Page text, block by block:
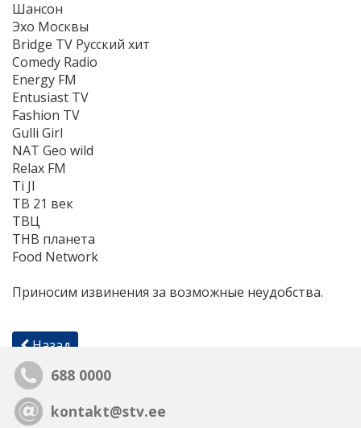
Шансон
Эхо Mосквы
Bridge TV Русский хит
Comedy Radio
Energy FM
Entusiast TV
Fashion TV
Gulli Girl
NAT Geo wild
Relax FM
Ti JI
ТВ 21 век
ТВЦ
ТНВ планета
Food Network
Приносим извинения за возможные неудобства.
Назад
688 0000
kontakt@stv.ee